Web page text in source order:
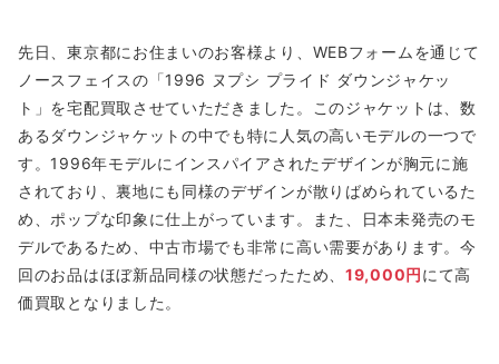
先日、東京都にお住まいのお客様より、WEBフォームを通じて
ノースフェイスの「1996 ヌプシ プライド ダウンジャケッ
ト」を宅配買取させていただきました。このジャケットは、数
あるダウンジャケットの中でも特に人気の高いモデルの一つで
す。1996年モデルにインスパイアされたデザインが胸元に施
されており、裏地にも同様のデザインが散りばめられているた
め、ポップな印象に仕上がっています。また、日本未発売のモ
デルであるため、中古市場でも非常に高い需要があります。今
回のお品はほぼ新品同様の状態だったため、 19,000円にて高
価買取となりました。